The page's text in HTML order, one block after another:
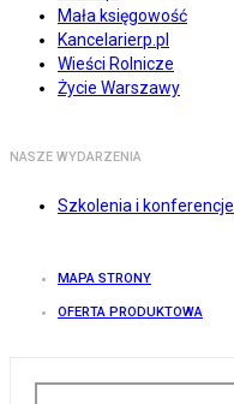
Mała księgowość
Kancelarierp.pl
Wieści Rolnicze
Życie Warszawy
NASZE WYDARZENIA
Szkolenia i konferencje
MAPA STRONY
OFERTA PRODUKTOWA